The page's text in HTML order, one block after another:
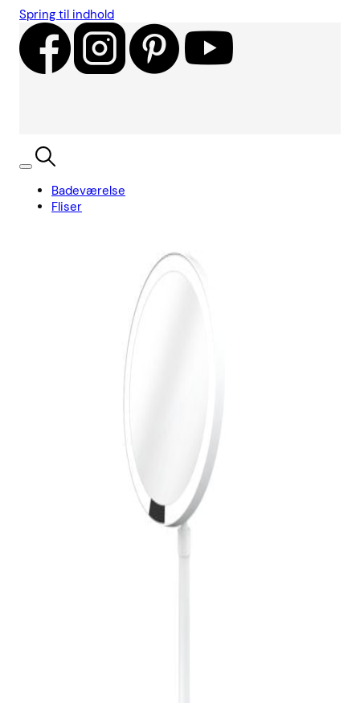
Spring til indhold
Badeværelse
Fliser
Søg
indretningskonsulent